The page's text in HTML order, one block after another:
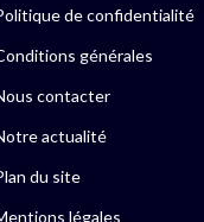
de confidentialité
générales
contacter
actualité
du site
légales